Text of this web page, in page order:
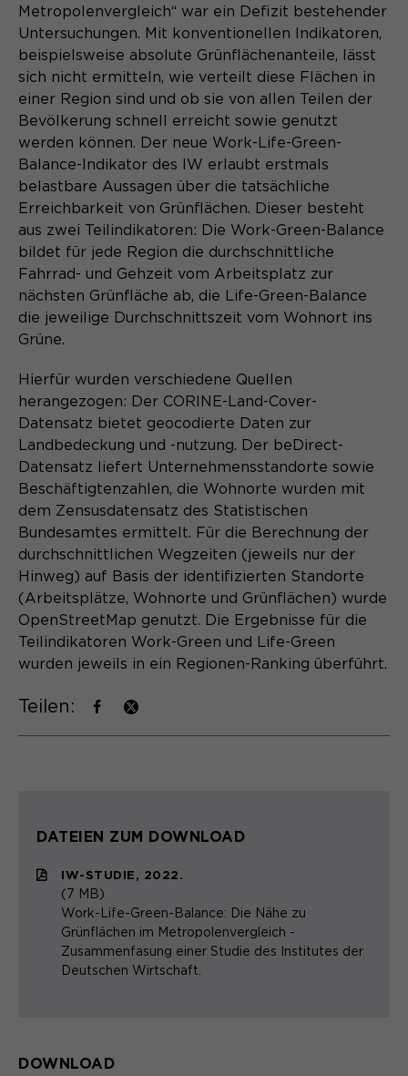
Metropolenvergleich“ war ein Defizit bestehender
Untersuchungen. Mit konventionellen Indikatoren,
beispielsweise absolute Grünflächenanteile, lässt
sich nicht ermitteln, wie verteilt diese Flächen in
einer Region sind und ob sie von allen Teilen der
Bevölkerung schnell erreicht sowie genutzt
werden können. Der neue Work-Life-Green-
Balance-Indikator des IW erlaubt erstmals
belastbare Aussagen über die tatsächliche
Erreichbarkeit von Grünflächen. Dieser besteht
aus zwei Teilindikatoren: Die Work-Green-Balance
bildet für jede Region die durchschnittliche
Fahrrad- und Gehzeit vom Arbeitsplatz zur
nächsten Grünfläche ab, die Life-Green-Balance
die jeweilige Durchschnittszeit vom Wohnort ins
Grüne.
Hierfür wurden verschiedene Quellen
herangezogen: Der CORINE-Land-Cover-
Datensatz bietet geocodierte Daten zur
Landbedeckung und -nutzung. Der beDirect-
Datensatz liefert Unternehmensstandorte sowie
Beschäftigtenzahlen, die Wohnorte wurden mit
dem Zensusdatensatz des Statistischen
Bundesamtes ermittelt. Für die Berechnung der
durchschnittlichen Wegzeiten (jeweils nur der
Hinweg) auf Basis der identifizierten Standorte
(Arbeitsplätze, Wohnorte und Grünflächen) wurde
OpenStreetMap genutzt. Die Ergebnisse für die
Teilindikatoren Work-Green und Life-Green
wurden jeweils in ein Regionen-Ranking überführt.
Teilen:
DATEIEN ZUM DOWNLOAD
IW-STUDIE, 2022.
(7 MB)
Work-Life-Green-Balance: Die Nähe zu
Grünflächen im Metropolenvergleich -
Zusammenfasung einer Studie des Institutes der
Deutschen Wirtschaft.
DOWNLOAD